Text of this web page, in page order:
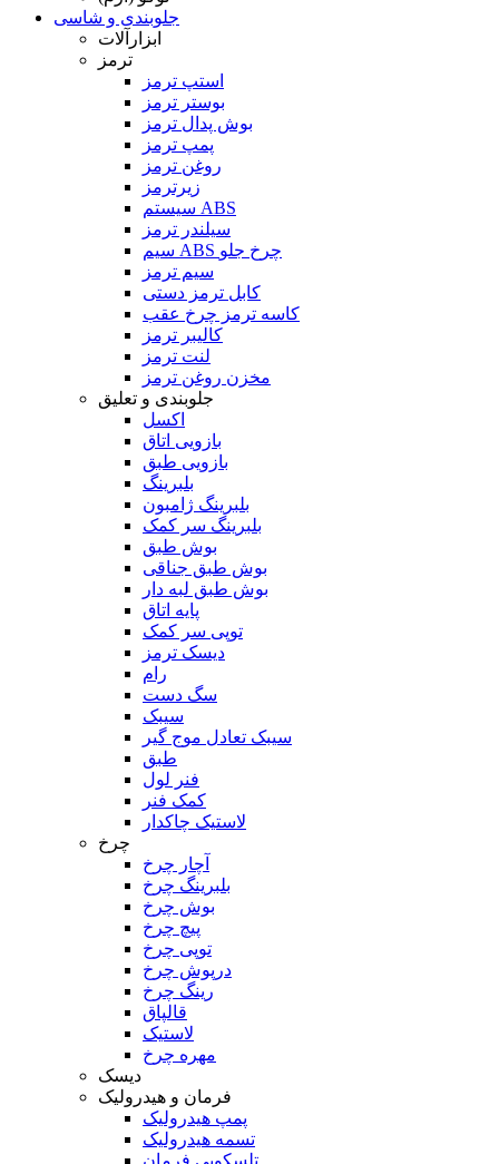
جلوبندی و شاسی
ابزارآلات
ترمز
استپ ترمز
بوستر ترمز
بوش پدال ترمز
پمپ ترمز
روغن ترمز
زیرترمز
سیستم ABS
سیلندر ترمز
سیم ABS چرخ جلو
سیم ترمز
کابل ترمز دستی
کاسه ترمز چرخ عقب
کالیبر ترمز
لنت ترمز
مخزن روغن ترمز
جلوبندی و تعلیق
اکسل
بازویی اتاق
بازویی طبق
بلبرینگ
بلبرینگ ژامبون
بلبرینگ سر کمک
بوش طبق
بوش طبق جناقی
بوش طبق لبه دار
پایه اتاق
توپی سر کمک
دیسک ترمز
رام
سگ دست
سیبک
سیبک تعادل موج گیر
طبق
فنر لول
کمک فنر
لاستیک چاکدار
چرخ
آچار چرخ
بلبرینگ چرخ
بوش چرخ
پیچ چرخ
توپی چرخ
درپوش چرخ
رینگ چرخ
قالپاق
لاستیک
مهره چرخ
دیسک
فرمان و هیدرولیک
پمپ هیدرولیک
تسمه هیدرولیک
تلسکوپی فرمان